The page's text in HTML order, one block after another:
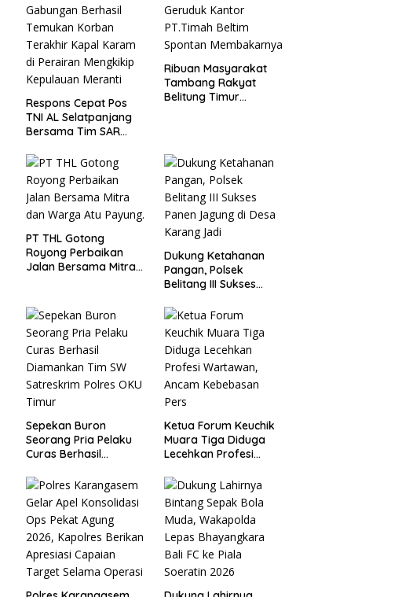
Respons Cepat Pos
TNI AL Selatpanjang
Bersama Tim SAR
Temukan Korban
Terakhir Kapal Karam
di Perairan Mengkikip
Kepulauan Meranti
Ribuan Masyarakat
Tambang Rakyat
Belitung Timur
Membakarnya
PT THL Gotong
Royong Perbaikan
Jalan Bersama Mitra
Dukung Ketahanan
Pangan, Polsek
Belitang III Sukses
Karang Jadi
Sepekan Buron
Seorang Pria Pelaku
Curas Berhasil
Satreskrim Polres OKU
Timur
Ketua Forum Keuchik
Muara Tiga Diduga
Lecehkan Profesi
Kebebasan Pers